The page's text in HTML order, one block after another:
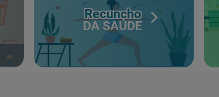
Recuncho
DA SAÚDE